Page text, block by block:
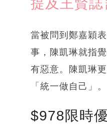
提及王賢
當被問到鄭嘉穎
事，陳凱琳就指
有惡意。陳凱琳
「統一做自己」。
$978限時